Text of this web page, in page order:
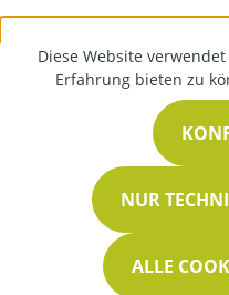
Diese Website
Erfahrung bieten zu
NUR
ALLE